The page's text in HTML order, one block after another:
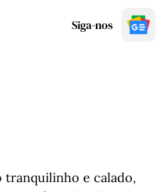
Siga-nos
tranquilinho e calado,